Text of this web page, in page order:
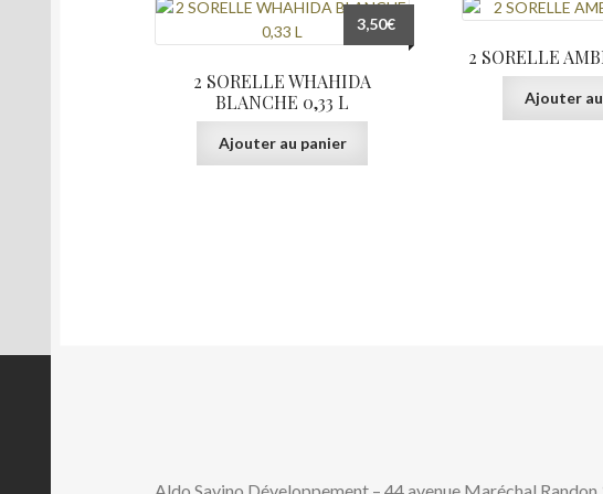
2 SORELLE WHAHIDA
BLANCHE 0,33 L
3,50€
Ajouter au panier
2 SORELLE
Ajouter
Aldo Savino Développement – 44 avenue Maréchal